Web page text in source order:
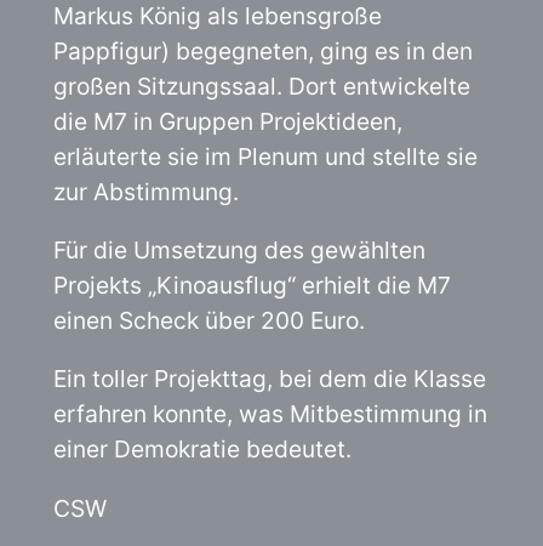
Markus König als lebensgroße
Pappfigur) begegneten, ging es in den
großen Sitzungssaal. Dort entwickelte
die M7 in Gruppen Projektideen,
erläuterte sie im Plenum und stellte sie
zur Abstimmung.
Für die Umsetzung des gewählten
Projekts „Kinoausflug“ erhielt die M7
einen Scheck über 200 Euro.
Ein toller Projekttag, bei dem die Klasse
erfahren konnte, was Mitbestimmung in
einer Demokratie bedeutet.
CSW